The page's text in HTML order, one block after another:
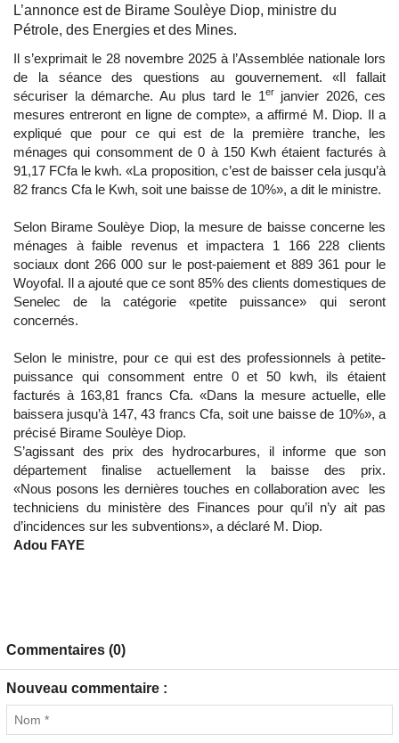
L’annonce est de Birame Soulèye Diop, ministre du
Pétrole, des Energies et des Mines.
Il s’exprimait le 28 novembre 2025 à l’Assemblée nationale lors
de la séance des questions au gouvernement. «Il fallait
sécuriser la démarche. Au plus tard le 1erjanvier 2026, ces
mesures entreront en ligne de compte», a affirmé M. Diop. Il a
expliqué que pour ce qui est de la première tranche, les
ménages qui consomment de 0 à 150 Kwh étaient facturés à
91,17 FCfa le kwh. «La proposition, c’est de baisser cela jusqu’à
82 francs Cfa le Kwh, soit une baisse de 10%», a dit le ministre.
Selon Birame Soulèye Diop, la mesure de baisse concerne les
ménages à faible revenus et impactera 1 166 228 clients
sociaux dont 266 000 sur le post-paiement et 889 361 pour le
Woyofal. Il a ajouté que ce sont 85% des clients domestiques de
Senelec de la catégorie «petite puissance» qui seront
concernés.
Selon le ministre, pour ce qui est des professionnels à petite-
puissance qui consomment entre 0 et 50 kwh, ils étaient
facturés à 163,81 francs Cfa. «Dans la mesure actuelle, elle
baissera jusqu’à 147, 43 francs Cfa, soit une baisse de 10%», a
précisé Birame Soulèye Diop.
S’agissant des prix des hydrocarbures, il informe que son
département finalise actuellement la baisse des prix.
«Nous posons les dernières touches en collaboration avec les
techniciens du ministère des Finances pour qu’il n’y ait pas
d’incidences sur les subventions», a déclaré M. Diop.
Adou FAYE
Commentaires (0)
Nouveau commentaire :